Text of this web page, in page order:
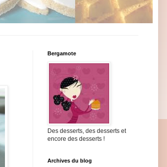
Bergamote
Des desserts, des desserts et
encore des desserts !
Archives du blog